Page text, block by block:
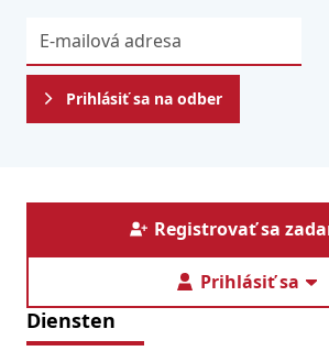
Prihlásiť sa na odber
Registrovať sa
Prihlásiť sa
Diensten